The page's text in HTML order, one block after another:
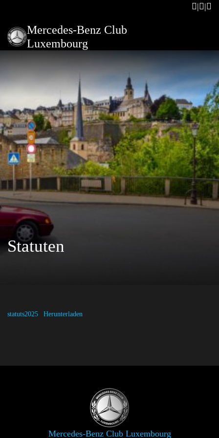
Mercedes-Benz Club
Luxembourg
Statuten
statuts2025 Herunterladen
Mercedes-Benz Club Luxembourg